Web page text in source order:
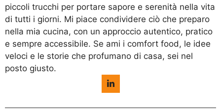
piccoli trucchi per portare sapore e serenità nella vita
di tutti i giorni. Mi piace condividere ciò che preparo
nella mia cucina, con un approccio autentico, pratico
e sempre accessibile. Se ami i comfort food, le idee
veloci e le storie che profumano di casa, sei nel
posto giusto.